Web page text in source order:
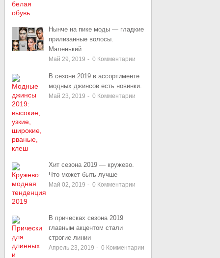
Нынче на пике моды — гладкие
прилизанные волосы.
Маленький
Май 29, 2019 - 0 Комментарии
В сезоне 2019 в ассортименте
модных джинсов есть новинки.
Май 23, 2019 - 0 Комментарии
Хит сезона 2019 — кружево.
Что может быть лучше
Май 02, 2019 - 0 Комментарии
В прическах сезона 2019
главным акцентом стали
строгие линии
Апрель 23, 2019 - 0 Комментарии